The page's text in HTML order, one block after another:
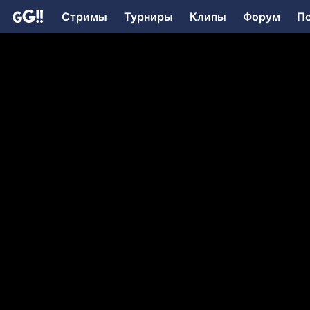
Стримы Турниры Клипы Форум